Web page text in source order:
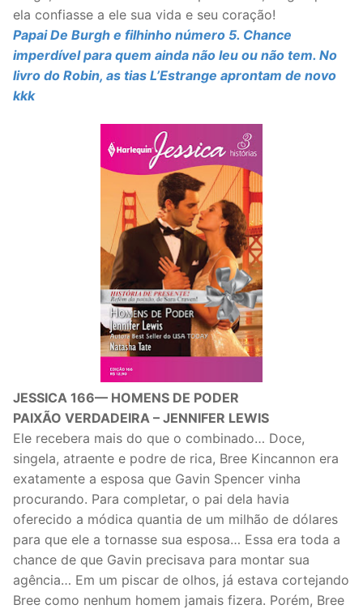
ela confiasse a ele sua vida e seu coração!
Papai De Burgh e filhinho número 5. Chance
imperdível para quem ainda não leu ou não tem. No
livro do Robin, as tias L’Estrange aprontam de novo
kkk
JESSICA 166— HOMENS DE PODER
PAIXÃO VERDADEIRA – JENNIFER LEWIS
Ele recebera mais do que o combinado… Doce,
singela, atraente e podre de rica, Bree Kincannon era
exatamente a esposa que Gavin Spencer vinha
procurando. Para completar, o pai dela havia
oferecido a módica quantia de um milhão de dólares
para que ele a tornasse sua esposa… Essa era toda a
chance de que Gavin precisava para montar sua
agência… Em um piscar de olhos, já estava cortejando
Bree como nenhum homem jamais fizera. Porém, Bree